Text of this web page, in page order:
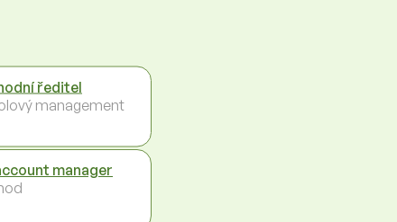
ředitel
management
manager